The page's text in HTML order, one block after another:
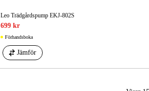
Leo Trädgårdspump EKJ-802S
699 kr
Förhandsboka
Jämför